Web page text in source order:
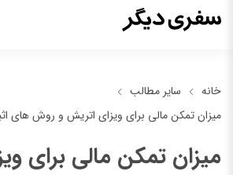
خانه
سایر مطالب
میزان تمکن مالی برای ویزای اتریش و روش های
میزان تمکن مالی برای